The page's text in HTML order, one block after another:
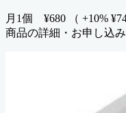
月1個 ¥680 （ +10%
商品の詳細・お申し込み